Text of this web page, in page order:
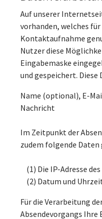
Auf unserer
vorhanden, welches
Kontaktaufnahme
Nutzer diese
Eingabemaske
und gespeichert. Diese
Name (optional), E-
Nachricht
Im Zeitpunkt der
zudem folgende Daten
(1) Die IP-Adresse
(2) Datum und
Für die Verarbeitung
Absendevorgangs